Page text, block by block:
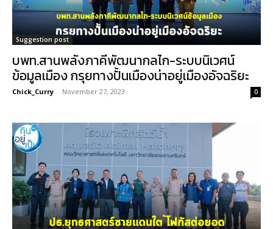
Suggestion post
บพท.สานพลังภาคีพัฒนากลไก-ระบบนิเวศน์
ข้อมูลเมือง กรุยทางปั้นเมืองน่าอยู่เมืองอัจฉริยะ
Chick_Curry - November 27, 2023 0